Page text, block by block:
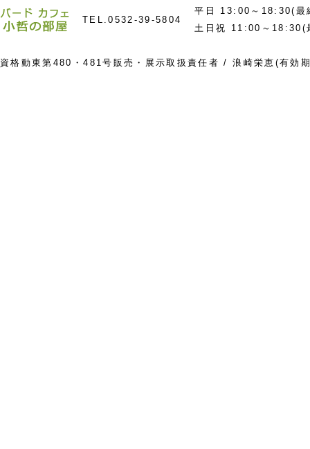
TEL.0532-39-5804
平日 13:00～18:30(最
土日祝 11:00～18:30(
資格動東第480・481号販売・展示取扱責任者 / 浪崎栄恵(有効